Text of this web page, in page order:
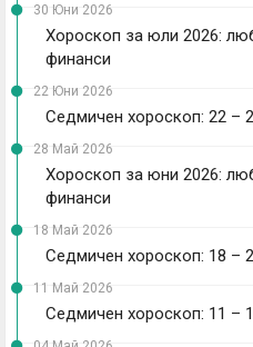
30 Юни 2026
Хороскоп за юли 2026:
финанси
22 Юни 2026
Седмичен хороскоп: 22 –
28 Май 2026
Хороскоп за юни 2026:
финанси
18 Май 2026
Седмичен хороскоп: 18 –
11 Май 2026
Седмичен хороскоп: 11 –